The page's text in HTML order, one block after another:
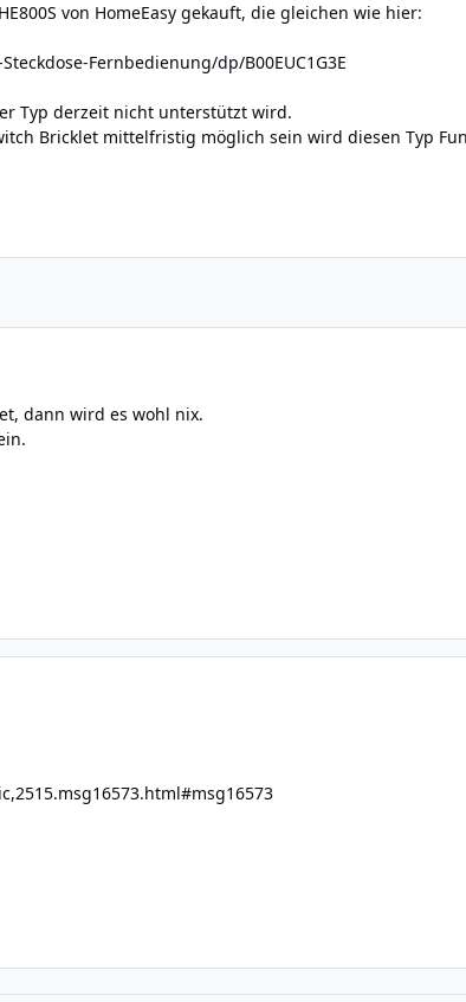
von HomeEasy gekauft, die gleichen wie hier:
Fernbedienung/dp/B00EUC1G3E
Typ derzeit nicht unterstützt wird.
Bricklet mittelfristig möglich sein wird diesen Typ
dann wird es wohl nix.